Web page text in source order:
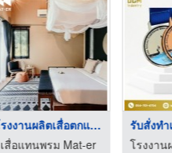
โรงงานผลิตเสื่อตกแต่ ...
เสื่อแทนพรม Mat-er